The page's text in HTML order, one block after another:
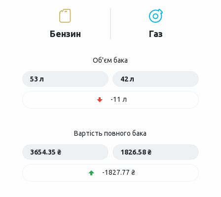
Бензин Газ
Об'єм бака
53 л 42 л
-11 л
Вартість повного бака
3654.35 ₴ 1826.58 ₴
-1827.77 ₴